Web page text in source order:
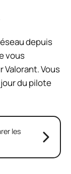
depuis
vous
Valorant. Vous
du pilote
les